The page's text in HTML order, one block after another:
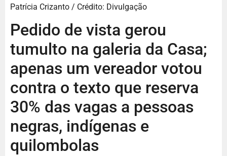
Patrícia Crizanto / Crédito: Divulgação
Pedido de vista gerou
tumulto na galeria da Casa;
apenas um vereador votou
contra o texto que reserva
30% das vagas a pessoas
negras, indígenas e
quilombolas